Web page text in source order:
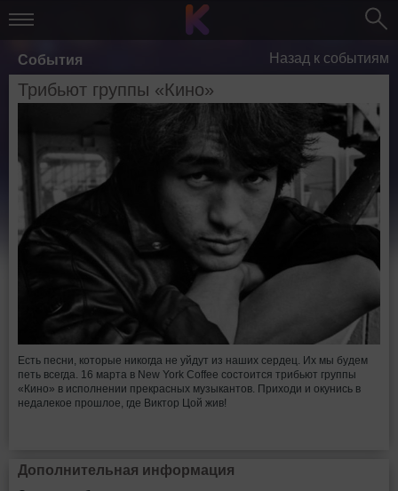
События Назад к событиям
Трибьют группы «Кино»
Есть песни, которые никогда не уйдут из наших сердец. Их мы будем
петь всегда. 16 марта в New York Coffee состоится трибьют группы
«Кино» в исполнении прекрасных музыкантов. Приходи и окунись в
недалекое прошлое, где Виктор Цой жив!
Дополнительная информация